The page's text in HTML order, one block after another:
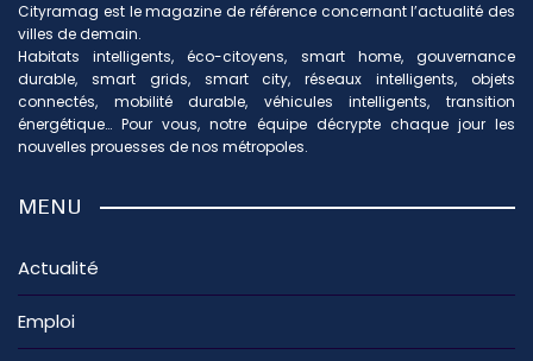
Cityramag est le magazine de référence concernant l’actualité des
villes de demain.
Habitats intelligents, éco-citoyens, smart home, gouvernance
durable, smart grids, smart city, réseaux intelligents, objets
connectés, mobilité durable, véhicules intelligents, transition
énergétique… Pour vous, notre équipe décrypte chaque jour les
nouvelles prouesses de nos métropoles.
MENU
Actualité
Emploi